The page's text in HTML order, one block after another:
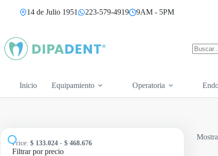
14 de Julio 1951 223-579-4919 9AM - 5PM
Inicio Equipamiento Operatoria
Price: $ 133.024 - $ 468.676
Filtrar por precio